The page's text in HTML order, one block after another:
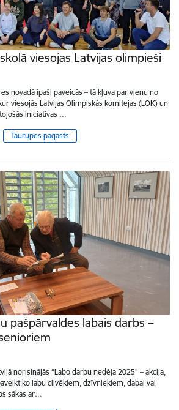
viesojas Latvijas olimpieši
novadā īpaši paveicās – tā kļuva par vienu no
viesojās Latvijas Olimpiskās komitejas (LOK) un
iniciatīvas …
Taurupes pagasts
pašpārvaldes labais darbs –
norisinājās “Labo darbu nedēļa 2025” – akcija,
ko labu cilvēkiem, dzīvniekiem, dabai vai
sākas ar…